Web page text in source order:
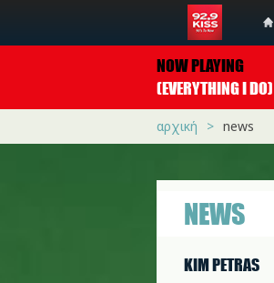
NOW PLAYING
(EVERYTHING I
αρχική news
NEWS
KIM PETRAS